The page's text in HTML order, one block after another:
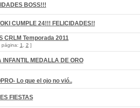
BOSS!!!
CUMPLE 24!!! FELICIDADES!!
CRLM Temporada 2011
página: 1 2 ]
INFANTIL MEDALLA DE ORO
Lo que el ojo no vió..
FIESTAS